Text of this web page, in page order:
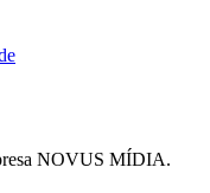
NOVUS MÍDIA.